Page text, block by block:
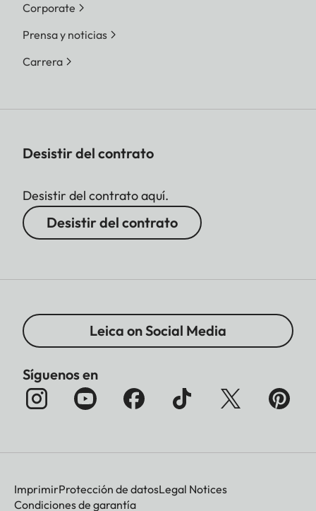
Corporate
Prensa y noticias
Carrera
Desistir del contrato
Desistir del contrato aquí.
Desistir del contrato
Leica on Social Media
Síguenos en
ImprimirProtección de datosLegal Notices
Condiciones de garantía